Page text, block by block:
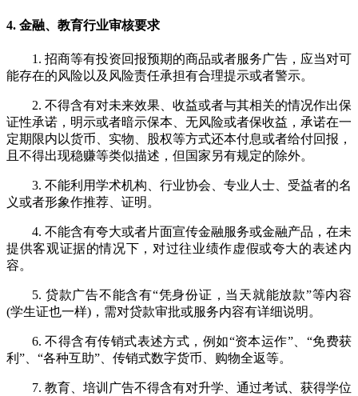
4. 金融、教育行业审核要求
1. 招商等有投资回报预期的商品或者服务广告，应当对可
能存在的风险以及风险责任承担有合理提示或者警示。
2. 不得含有对未来效果、收益或者与其相关的情况作出保
证性承诺，明示或者暗示保本、无风险或者保收益，承诺在一
定期限内以货币、实物、股权等方式还本付息或者给付回报，
且不得出现稳赚等类似描述，但国家另有规定的除外。
3. 不能利用学术机构、行业协会、专业人士、受益者的名
义或者形象作推荐、证明。
4. 不能含有夸大或者片面宣传金融服务或金融产品，在未
提供客观证据的情况下，对过往业绩作虚假或夸大的表述内
容。
5. 贷款广告不能含有“凭身份证，当天就能放款”等内容
(学生证也一样)，需对贷款审批或服务内容有详细说明。
6. 不得含有传销式表述方式，例如“资本运作”、“免费获
利”、“各种互助”、传销式数字货币、购物全返等。
7. 教育、培训广告不得含有对升学、通过考试、获得学位